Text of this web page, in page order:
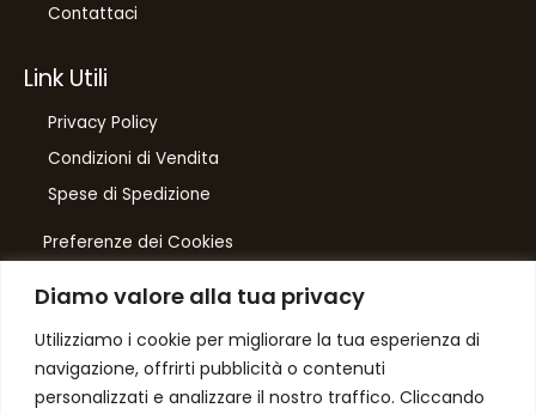
Diamo valore alla tua privacy
Utilizziamo i cookie per migliorare la tua esperienza di
navigazione, offrirti pubblicità o contenuti
personalizzati e analizzare il nostro traffico. Cliccando
Contattaci
Link Utili
Privacy Policy
Condizioni di Vendita
Spese di Spedizione
Preferenze dei Cookies
Number One
di Domenico Toccacieli
Via G. Mazzini 5/C
61033 FERMIGNANO PU